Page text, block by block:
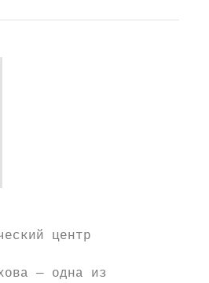
центр
— одна из